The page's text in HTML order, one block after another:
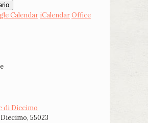
Calendar iCalendarOffice
di Diecimo
55023